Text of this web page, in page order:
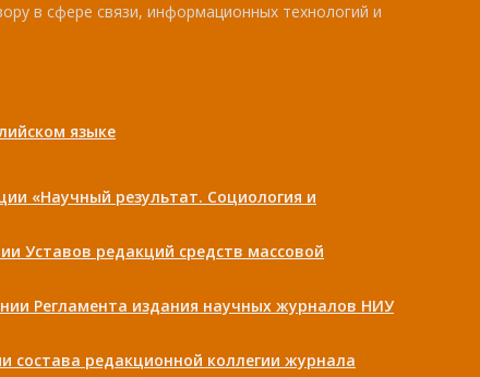
в сфере связи, информационных технологий и
языке
«Научный результат. Социология и
Уставов редакций средств массовой
Регламента издания научных журналов НИУ
состава редакционной коллегии журнала